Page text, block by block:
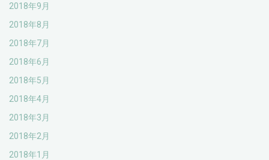
2018年9月
2018年8月
2018年7月
2018年6月
2018年5月
2018年4月
2018年3月
2018年2月
2018年1月